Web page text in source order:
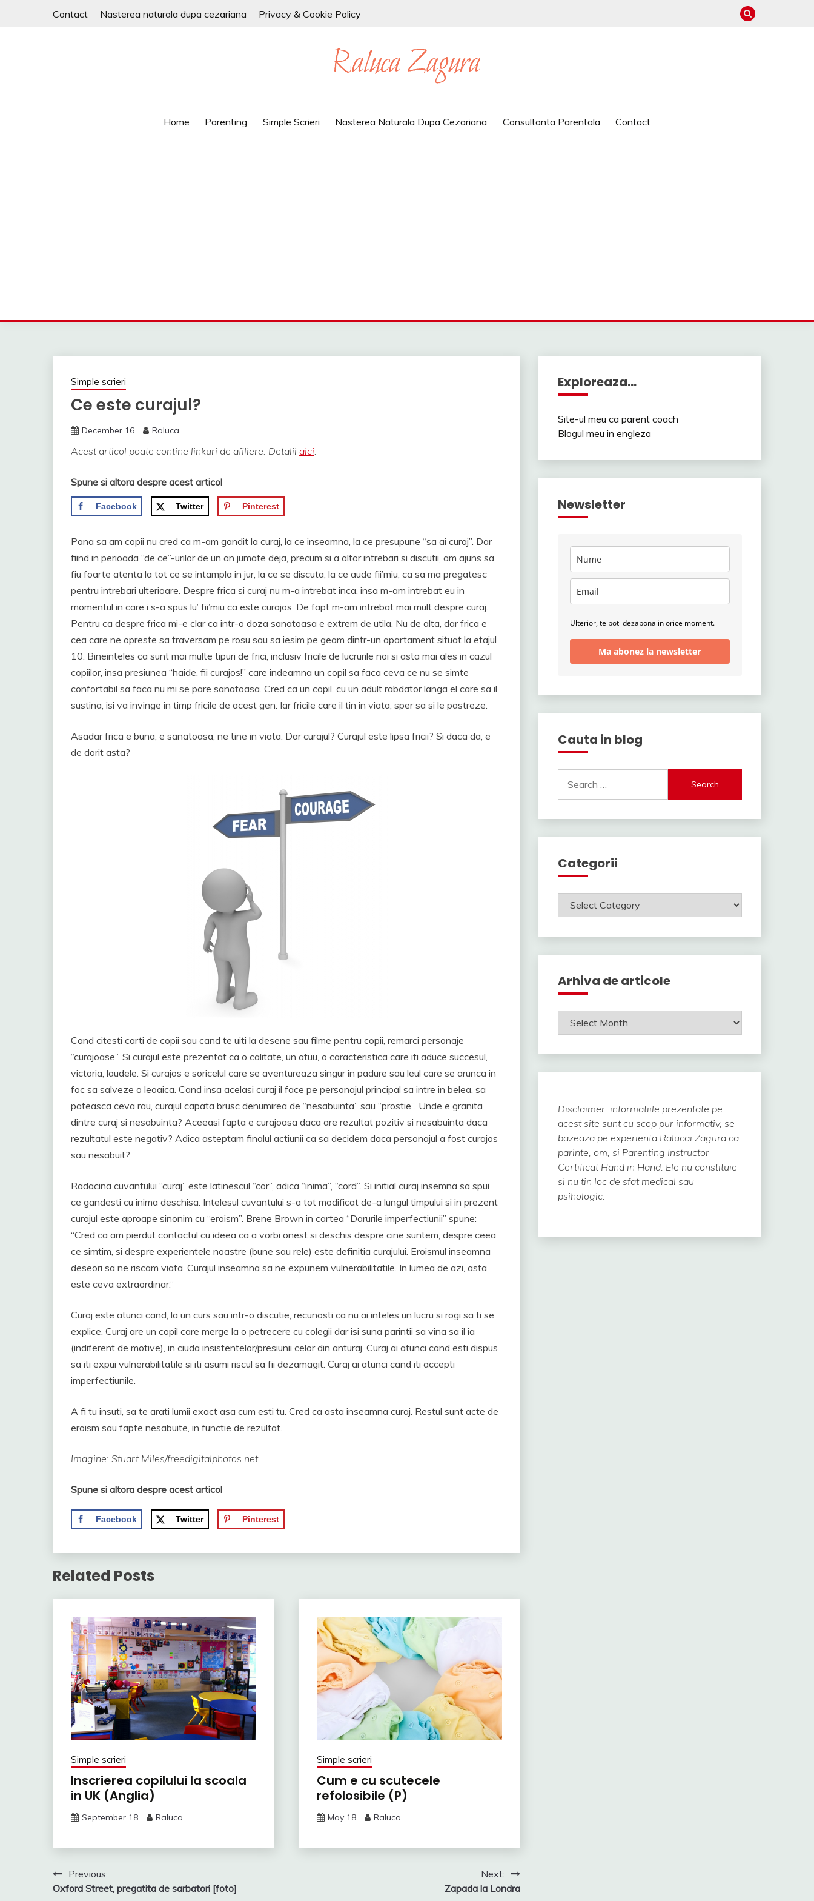
Contact Nasterea naturala dupa cezariana Privacy & Cookie Policy
Home Parenting Simple Scrieri Nasterea Naturala Dupa Cezariana Consultanta Parentala Contact
Simple scrieri
Ce este curajul?
December 16 Raluca
Acest articol poate contine linkuri de afiliere. Detalii aici.
Spune si altora despre acest articol
Facebook Twitter Pinterest
Pana sa am copii nu cred ca m-am gandit la curaj, la ce inseamna, la ce presupune “sa ai curaj”. Dar
fiind in perioada “de ce”-urilor de un an jumate deja, precum si a altor intrebari si discutii, am ajuns sa
fiu foarte atenta la tot ce se intampla in jur, la ce se discuta, la ce aude fii’miu, ca sa ma pregatesc
pentru intrebari ulterioare. Despre frica si curaj nu m-a intrebat inca, insa m-am intrebat eu in
momentul in care i s-a spus lu’ fii’miu ca este curajos. De fapt m-am intrebat mai mult despre curaj.
Pentru ca despre frica mi-e clar ca intr-o doza sanatoasa e extrem de utila. Nu de alta, dar frica e
cea care ne opreste sa traversam pe rosu sau sa iesim pe geam dintr-un apartament situat la etajul
10. Bineinteles ca sunt mai multe tipuri de frici, inclusiv fricile de lucrurile noi si asta mai ales in cazul
copiilor, insa presiunea “haide, fii curajos!” care indeamna un copil sa faca ceva ce nu se simte
confortabil sa faca nu mi se pare sanatoasa. Cred ca un copil, cu un adult rabdator langa el care sa il
sustina, isi va invinge in timp fricile de acest gen. Iar fricile care il tin in viata, sper sa si le pastreze.
Asadar frica e buna, e sanatoasa, ne tine in viata. Dar curajul? Curajul este lipsa fricii? Si daca da, e
de dorit asta?
Cand citesti carti de copii sau cand te uiti la desene sau filme pentru copii, remarci personaje
“curajoase”. Si curajul este prezentat ca o calitate, un atuu, o caracteristica care iti aduce succesul,
victoria, laudele. Si curajos e soricelul care se aventureaza singur in padure sau leul care se arunca in
foc sa salveze o leoaica. Cand insa acelasi curaj il face pe personajul principal sa intre in belea, sa
pateasca ceva rau, curajul capata brusc denumirea de “nesabuinta” sau “prostie”. Unde e granita
dintre curaj si nesabuinta? Aceeasi fapta e curajoasa daca are rezultat pozitiv si nesabuinta daca
rezultatul este negativ? Adica asteptam finalul actiunii ca sa decidem daca personajul a fost curajos
sau nesabuit?
Radacina cuvantului “curaj” este latinescul “cor”, adica “inima”, “cord”. Si initial curaj insemna sa spui
ce gandesti cu inima deschisa. Intelesul cuvantului s-a tot modificat de-a lungul timpului si in prezent
curajul este aproape sinonim cu “eroism”. Brene Brown in cartea “Darurile imperfectiunii” spune:
“Cred ca am pierdut contactul cu ideea ca a vorbi onest si deschis despre cine suntem, despre ceea
ce simtim, si despre experientele noastre (bune sau rele) este definitia curajului. Eroismul inseamna
deseori sa ne riscam viata. Curajul inseamna sa ne expunem vulnerabilitatile. In lumea de azi, asta
este ceva extraordinar.”
Curaj este atunci cand, la un curs sau intr-o discutie, recunosti ca nu ai inteles un lucru si rogi sa ti se
explice. Curaj are un copil care merge la o petrecere cu colegii dar isi suna parintii sa vina sa il ia
(indiferent de motive), in ciuda insistentelor/presiunii celor din anturaj. Curaj ai atunci cand esti dispus
sa iti expui vulnerabilitatile si iti asumi riscul sa fii dezamagit. Curaj ai atunci cand iti accepti
imperfectiunile.
A fi tu insuti, sa te arati lumii exact asa cum esti tu. Cred ca asta inseamna curaj. Restul sunt acte de
eroism sau fapte nesabuite, in functie de rezultat.
Imagine: Stuart Miles/freedigitalphotos.net
Spune si altora despre acest articol
Facebook Twitter Pinterest
Related Posts
Simple scrieri
Inscrierea copilului la scoala
in UK (Anglia)
September 18 Raluca
Simple scrieri
Cum e cu scutecele
refolosibile (P)
May 18 Raluca
PostPrevious:
Oxford Street, pregatita de sarbatori [foto]
Next:
Zapada la Londra
Exploreaza…
Site-ul meu ca parent coach
Blogul meu in engleza
Newsletter
Ulterior, te poti dezabona in orice moment.
Ma abonez la newsletter
Cauta in blog
for:
Categorii
Categorii
Arhiva de articole
Arhiva
de
Disclaimer: informatiile prezentate pe
acest site sunt cu scop pur informativ, se
bazeaza pe experienta Ralucai Zagura ca
parinte, om, si Parenting Instructor
Certificat Hand in Hand. Ele nu constituie
si nu tin loc de sfat medical sau
psihologic.